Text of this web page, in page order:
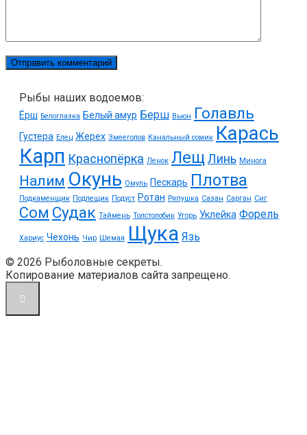
Рыбы наших водоемов:
Ёрш Белоглазка Белый амур Берш Вьюн Голавль
Густера Елец Жерех Змееголов Канальный сомик Карась
Карп Краснопёрка Ленок ЛещЛинь Минога
Налим Окунь Омуль Пескарь Плотва
Подкаменщик Подлещик Подуст Ротан Ряпушка Сазан Сарган Сиг
Сом Судак Таймень Толстолобик Угорь Уклейка Форель
Хариус Чехонь Чир Шемая Щука Язь
© 2026 Рыболовные секреты.
Копирование материалов сайта запрещено.